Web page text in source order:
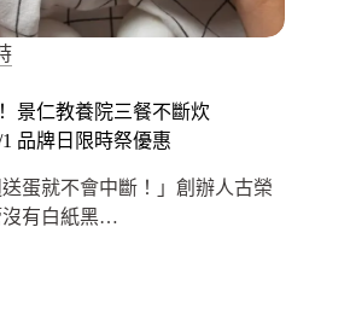
景仁教養院三餐不斷炊
品牌日限時祭優惠
送蛋就不會中斷！」創辦人古榮
沒有白紙黑…